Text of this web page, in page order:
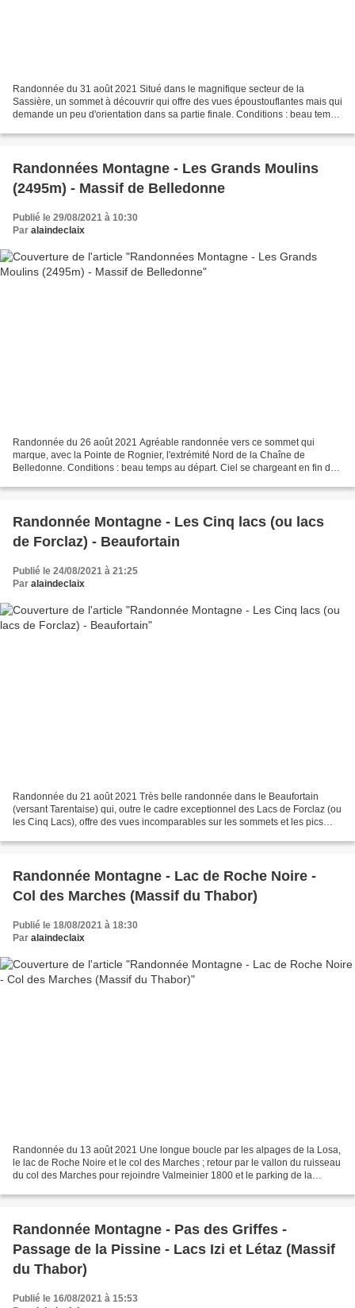
Randonnée du 31 août 2021 Situé dans le magnifique secteur de la
Sassière, un sommet à découvrir qui offre des vues époustouflantes mais qui
demande un peu d'orientation dans sa partie finale. Conditions : beau temps
Randonnées Montagne - Les Grands Moulins
(2495m) - Massif de Belledonne
Publié le 29/08/2021 à 10:30
Par alaindeclaix
Randonnée du 26 août 2021 Agréable randonnée vers ce sommet qui
marque, avec la Pointe de Rognier, l'extrémité Nord de la Chaîne de
Belledonne. Conditions : beau temps au départ. Ciel se chargeant en fin de
Randonnée Montagne - Les Cinq lacs (ou lacs
de Forclaz) - Beaufortain
Publié le 24/08/2021 à 21:25
Par alaindeclaix
Randonnée du 21 août 2021 Très belle randonnée dans le Beaufortain
(versant Tarentaise) qui, outre le cadre exceptionnel des Lacs de Forclaz (ou
les Cinq Lacs), offre des vues incomparables sur les sommets et les pics
Randonnée Montagne - Lac de Roche Noire -
Col des Marches (Massif du Thabor)
Publié le 18/08/2021 à 18:30
Par alaindeclaix
Randonnée du 13 août 2021 Une longue boucle par les alpages de la Losa,
le lac de Roche Noire et le col des Marches ; retour par le vallon du ruisseau
du col des Marches pour rejoindre Valmeinier 1800 et le parking de la
Randonnée Montagne - Pas des Griffes -
Passage de la Pissine - Lacs Izi et Létaz (Massif
du Thabor)
Publié le 16/08/2021 à 15:53